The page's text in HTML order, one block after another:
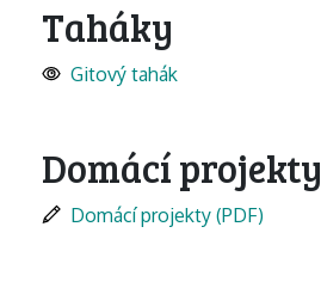
Taháky
Gitový tahák
Domácí projekty
Domácí projekty (PDF)